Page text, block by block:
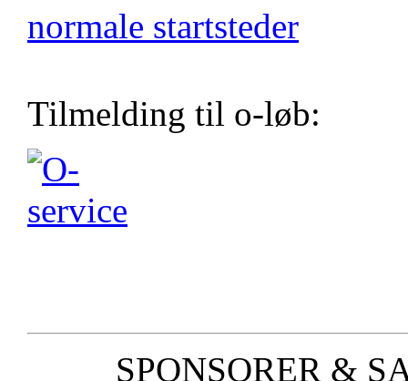
normale startsteder
Tilmelding til o-løb:
SPONSORER &